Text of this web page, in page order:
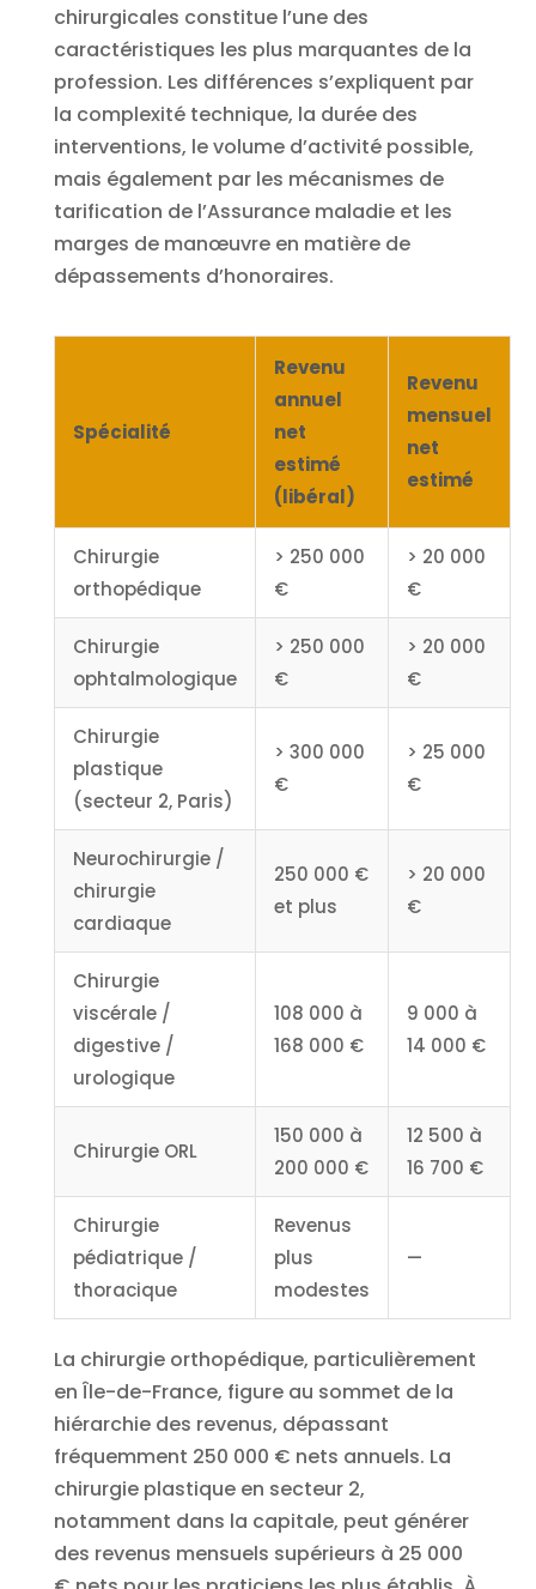
chirurgicales constitue l’une des
caractéristiques les plus marquantes de la
profession. Les différences s’expliquent par
la complexité technique, la durée des
interventions, le volume d’activité possible,
mais également par les mécanismes de
tarification de l’Assurance maladie et les
marges de manœuvre en matière de
dépassements d’honoraires.
Spécialité
Revenu
annuel
net
estimé
(libéral)
Revenu
mensuel
net
estimé
Chirurgie
orthopédique
> 250 000
€
> 20 000
€
Chirurgie
ophtalmologique
> 250 000
€
> 20 000
€
Chirurgie
plastique
(secteur 2, Paris)
> 300 000
€
> 25 000
€
Neurochirurgie /
chirurgie
cardiaque
250 000 €
et plus
> 20 000
€
Chirurgie
viscérale /
digestive /
urologique
108 000 à
168 000 €
9 000 à
14 000 €
Chirurgie ORL
150 000 à
200 000 €
12 500 à
16 700 €
Chirurgie
pédiatrique /
thoracique
Revenus
plus
modestes
—
La chirurgie orthopédique, particulièrement
en Île-de-France, figure au sommet de la
hiérarchie des revenus, dépassant
fréquemment 250 000 € nets annuels. La
chirurgie plastique en secteur 2,
notamment dans la capitale, peut générer
des revenus mensuels supérieurs à 25 000